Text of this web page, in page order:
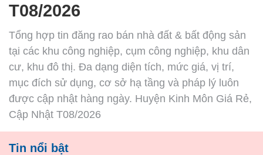
T08/2026
Tổng hợp tin đăng rao bán nhà đất & bất động sản
tại các khu công nghiệp, cụm công nghiệp, khu dân
cư, khu đô thị. Đa dạng diện tích, mức giá, vị trí,
mục đích sử dụng, cơ sở hạ tầng và pháp lý luôn
được cập nhật hàng ngày. Huyện Kinh Môn Giá Rẻ,
Cập Nhật T08/2026
Tin nổi bật